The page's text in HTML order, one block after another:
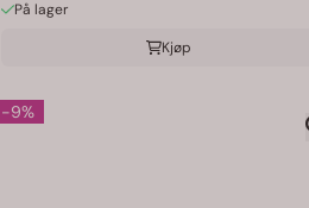
På lager
Kjøp
-9%